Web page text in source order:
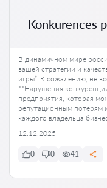
Konkurences
В динамичном мире
вашей стратегии и
игры”. К сожалению, не
**Нарушения
предприятия, которая
репутационным потерям
каждого владельца
12.12.2025
0 0 41